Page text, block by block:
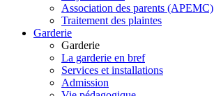
Association des parents (APEMC)
Traitement des plaintes
Garderie
Garderie
La garderie en bref
Services et installations
Admission